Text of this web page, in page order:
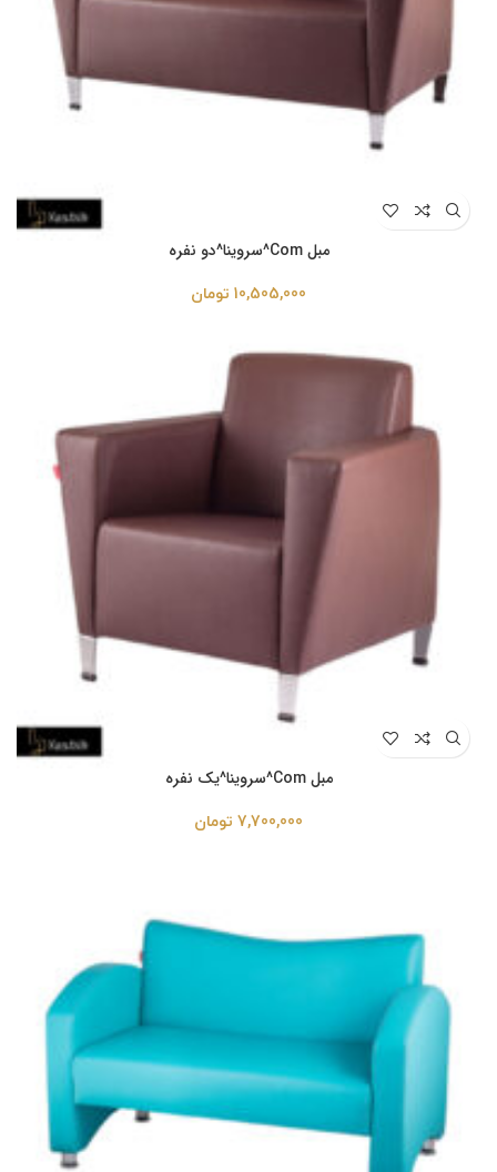
مبل Com^سروینا^دو نفره
10,505,000 تومان
مبل Com^سروینا^یک نفره
7,700,000 تومان